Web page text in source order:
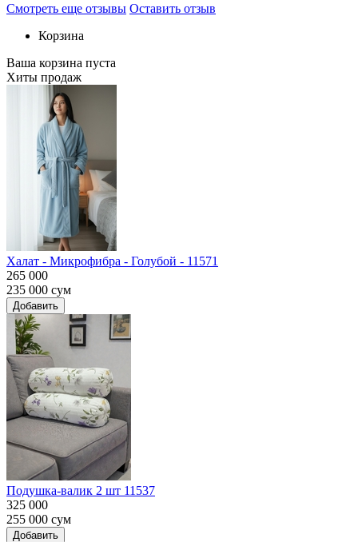
Смотреть еще отзывы Оставить отзыв
Корзина
Ваша корзина пуста
Хиты продаж
Халат - Микрофибра - Голубой - 11571
265 000
235 000 сум
Добавить
Подушка-валик 2 шт 11537
325 000
255 000 сум
Добавить